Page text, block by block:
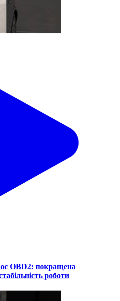
OBD2: покращена
роботи